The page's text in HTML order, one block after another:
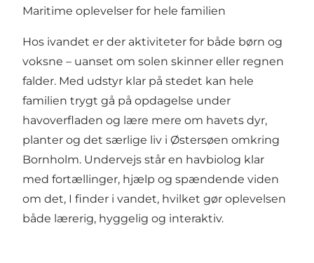
Maritime oplevelser for hele familien
Hos ivandet er der aktiviteter for både børn og
voksne – uanset om solen skinner eller regnen
falder. Med udstyr klar på stedet kan hele
familien trygt gå på opdagelse under
havoverfladen og lære mere om havets dyr,
planter og det særlige liv i Østersøen omkring
Bornholm. Undervejs står en havbiolog klar
med fortællinger, hjælp og spændende viden
om det, I finder i vandet, hvilket gør oplevelsen
både lærerig, hyggelig og interaktiv.